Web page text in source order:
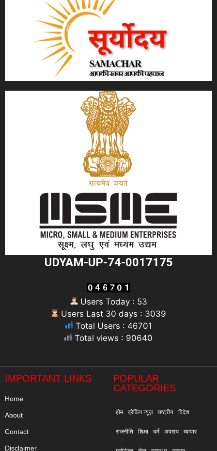
UDYAM-UP-74-0017175
Users Today : 53
Users Last 30 days : 3039
Total Users : 46701
Total views : 90640
IMPORTANT LINKS
Home
About
Contact
Disclaimer
POPULAR
CATEGORIES
होम ब्रेकिंग न्यूज़ राष्ट्रीय विदेश
राजनीति शिक्षा धर्म अपराध व्यापार